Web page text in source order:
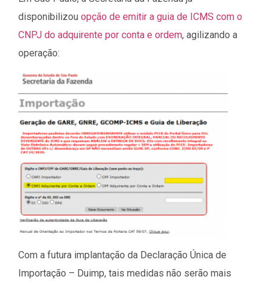
disponibilizou opção de emitir a guia de ICMS com o
CNPJ do adquirente por conta e ordem, agilizando a
operação:
Com a futura implantação da Declaração Única de
Importação – Duimp, tais medidas não serão mais